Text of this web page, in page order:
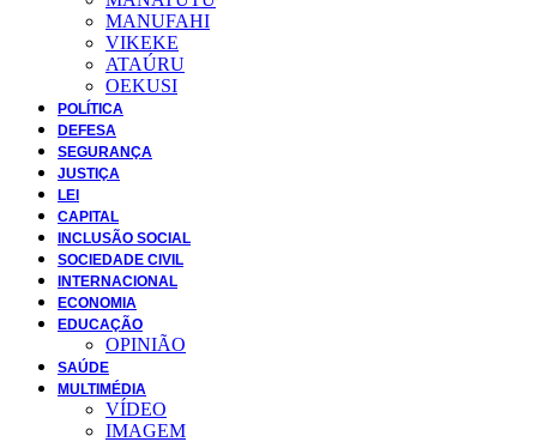
MANUFAHI
VIKEKE
ATAÚRU
OEKUSI
POLÍTICA
DEFESA
SEGURANÇA
JUSTIÇA
LEI
CAPITAL
INCLUSÃO SOCIAL
SOCIEDADE CIVIL
INTERNACIONAL
ECONOMIA
EDUCAÇÃO
OPINIÃO
SAÚDE
MULTIMÉDIA
VÍDEO
IMAGEM